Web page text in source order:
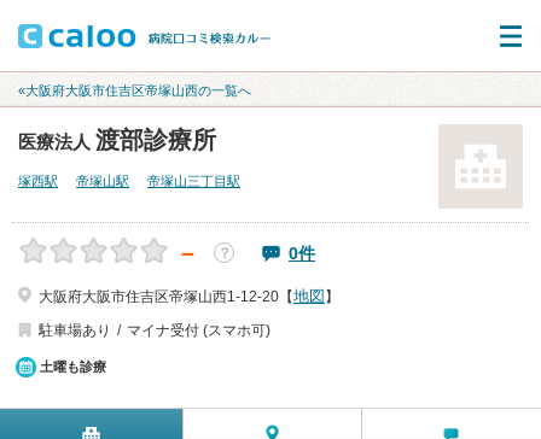
«大阪府大阪市住吉区帝塚山西の一覧へ
医療法人 渡部診療所
塚西駅 帝塚山駅 帝塚山三丁目駅
－ ？ 0件
大阪府大阪市住吉区帝塚山西1-12-20【地図 】
駐車場あり
マイナ受付 (スマホ可)
土曜も診療